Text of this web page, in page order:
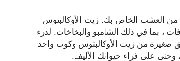
من العشب الخاص بك. زيت الأوكالبتوس
، بما في ذلك الشامبو والبخاخات. لدرء
صغيرة من زيت الأوكالبتوس وكوب واحد
على فراء حيوانك الأليف.